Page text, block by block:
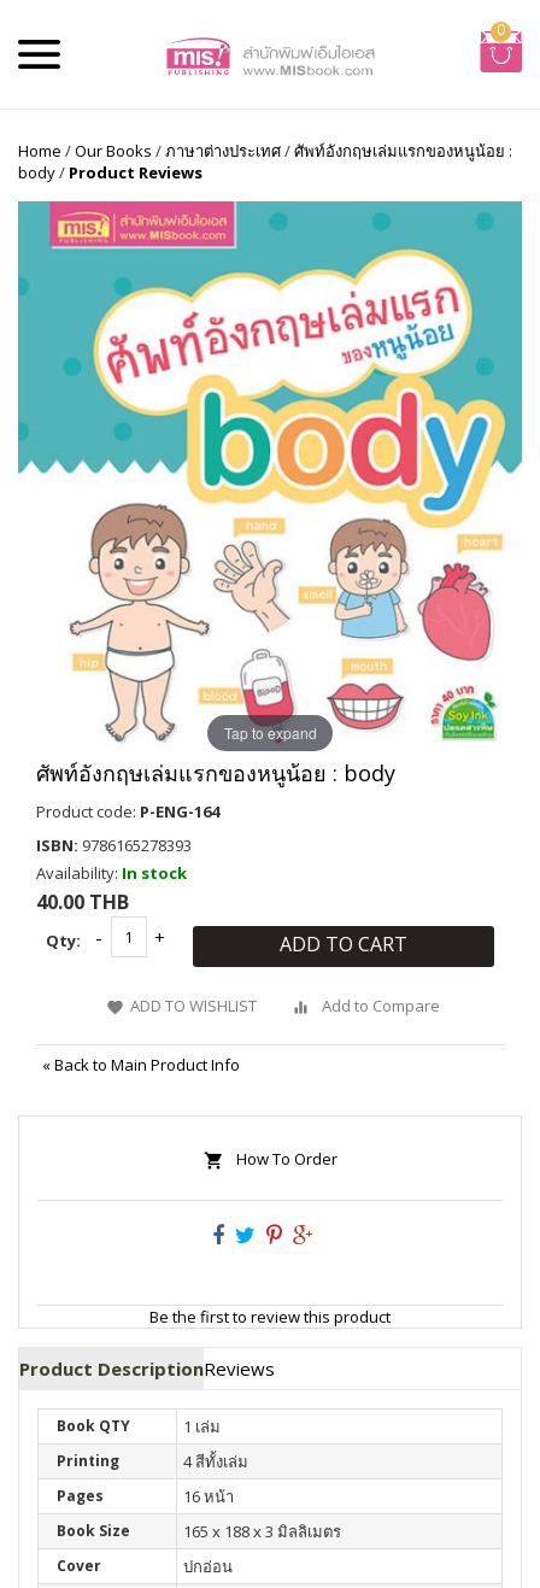
0
Home /Our Books /ภาษาต่างประเทศ/ศัพท์อังกฤษเล่มแรกของหนูน้อย :
body/ Product Reviews
Tap to expand
ศัพท์อังกฤษเล่มแรกของหนูน้อย : body
Product code: P-ENG-164
ISBN: 9786165278393
Availability: In stock
40.00 THB
Qty: ADD TO CART
ADD TO WISHLIST Add to Compare
«Back to Main Product Info
How To Order
Be the first to review this product
Product DescriptionReviews
Book QTY 1 เล่ม
Printing 4 สีทั้งเล่ม
Pages 16 หน้า
Book Size 165 x 188 x 3 มิลลิเมตร
Cover ปกอ่อน